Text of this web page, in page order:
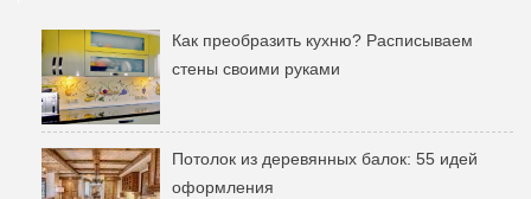
Как преобразить кухню? Расписываем
стены своими руками
Потолок из деревянных балок: 55 идей
оформления